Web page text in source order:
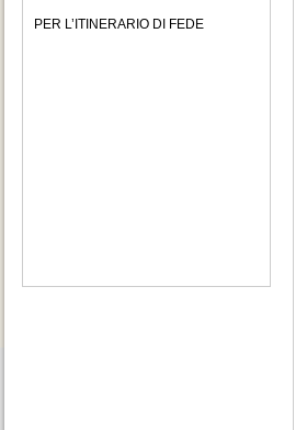
PER L’ITINERARIO DI FEDE